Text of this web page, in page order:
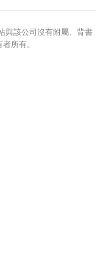
與該公司沒有附屬、背書
所有。